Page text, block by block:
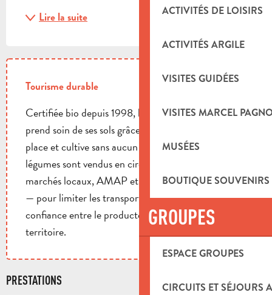
ACTIVITÉS DE LOISIRS
ACTIVITÉS ARGILE
VISITES GUIDÉES
VISITES MARCEL
MUSÉES
BOUTIQUE
GROUPES
ESPACE GROUPES
CIRCUITS ET SÉJOURS
Lire la suite
Tourisme durable
Certifiée bio depuis 1998, la ferme du Potagérôme
prend soin de ses sols grâce au compost fabriqué sur
place et cultive sans aucun intrants chimiques. Ses
légumes sont vendus en circuit ultra-court —
marchés locaux, AMAP et vente directe à la ferme
— pour limiter les transports et maintenir un lien de
confiance entre le producteur et les habitants du
territoire.
PRESTATIONS